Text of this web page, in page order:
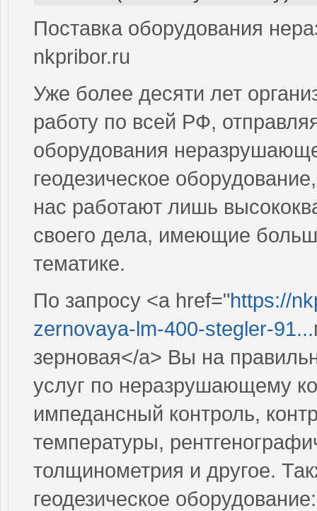
Поставка оборудования
nkpribor.ru
Уже более десяти лет
работу по всей РФ,
оборудования
геодезическое
нас работают лишь
своего дела, имеющие
тематике.
По запросу <a href="https://
zernovaya-lm-400-stegler-91...
зерновая</a> Вы на
услуг по неразрушающему
импедансный контроль,
температуры,
толщинометрия и другое.
геодезическое